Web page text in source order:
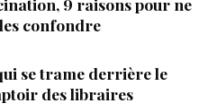
9 raisons pour ne
confondre
se trame derrière le
des libraires